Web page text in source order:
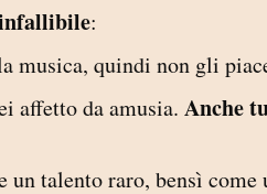
:
musica, quindi non gli
affetto da amusia. Anche
un talento raro, bensì